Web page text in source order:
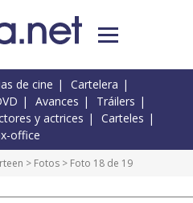
de cine
Cartelera
Avances
Tráilers
y actrices
Carteles
office
> Fotos > Foto 18 de 19